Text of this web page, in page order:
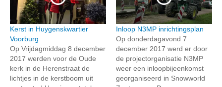
Kerst in Huygenskwartier
Voorburg
Op Vrijdagmiddag 8 december
2017 werden voor de Oude
kerk in de Herenstraat de
lichtjes in de kerstboom uit
Inloop N3MP inrichtingsplan
Op donderdagavond 7
december 2017 werd er door
de projectorganisatie N3MP
weer een inloopbijeenkomst
georganiseerd in Snowworld